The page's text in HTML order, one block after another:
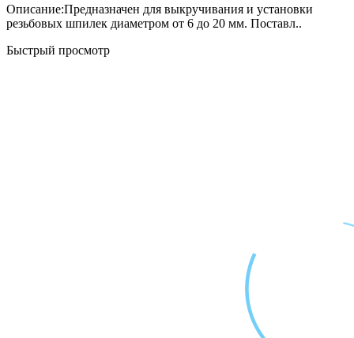
Описание:Предназначен для выкручивания и установки
резьбовых шпилек диаметром от 6 до 20 мм. Поставл..
Быстрый просмотр